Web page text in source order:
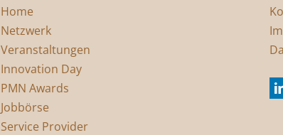
Home
Netzwerk
Veranstaltungen
Innovation Day
PMN Awards
Jobbörse
Service Provider